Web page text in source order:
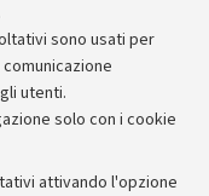
sono usati per
utenti.
solo con i cookie
attivando l'opzione